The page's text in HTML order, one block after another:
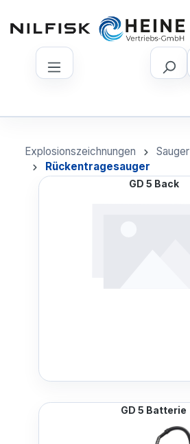
Explosionszeichnungen Sauger
Rückentragesauger
GD 5 Back
GD 5 Batterie